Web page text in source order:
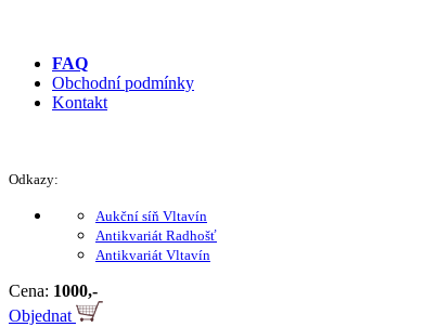
FAQ
Obchodní podmínky
Kontakt
Odkazy:
Aukční síň Vltavín
Antikvariát Radhošť
Antikvariát Vltavín
Cena: 1000,-
Objednat